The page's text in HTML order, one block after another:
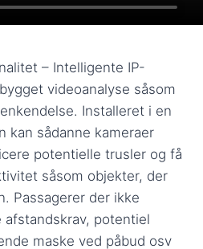
– Intelligente IP-
videoanalyse såsom
Installeret i en
kan sådanne kameraer
potentielle trusler og få
såsom objekter, der
Passagerer der ikke
potentiel
maske ved påbud osv